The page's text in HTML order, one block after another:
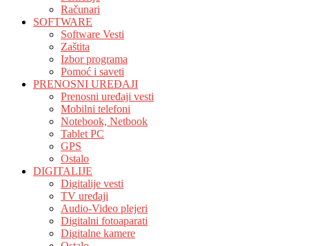
Računari
SOFTWARE
Software Vesti
Zaštita
Izbor programa
Pomoć i saveti
PRENOSNI UREĐAJI
Prenosni uređaji vesti
Mobilni telefoni
Notebook, Netbook
Tablet PC
GPS
Ostalo
DIGITALIJE
Digitalije vesti
TV uređaji
Audio-Video plejeri
Digitalni fotoaparati
Digitalne kamere